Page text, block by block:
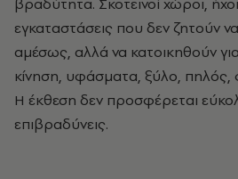
εγκαταστάσεις που δεν ζητούν
αμέσως, αλλά να κατοικηθούν
κίνηση, υφάσματα, ξύλο,
Η έκθεση δεν προσφέρεται
επιβραδύνεις.